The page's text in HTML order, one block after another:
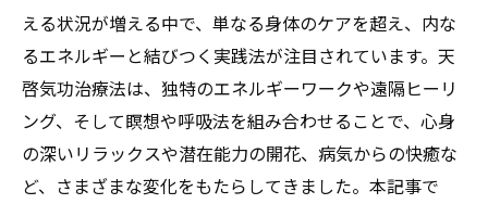
える状況が増える中で、単なる身体のケアを超え、内な
るエネルギーと結びつく実践法が注目されています。天
啓気功治療法は、独特のエネルギーワークや遠隔ヒーリ
ング、そして瞑想や呼吸法を組み合わせることで、心身
の深いリラックスや潜在能力の開花、病気からの快癒な
ど、さまざまな変化をもたらしてきました。本記事で